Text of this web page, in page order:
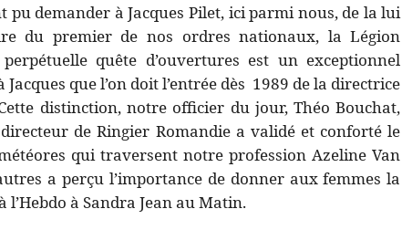
demander à Jacques Pilet, ici parmi nous, de la lui
du premier de nos ordres nationaux, la Légion
quête d’ouvertures est un exceptionnel
que l’on doit l’entrée dès 1989 de la directrice
distinction, notre officier du jour, Théo Bouchat,
de Ringier Romandie a validé et conforté le
qui traversent notre profession Azeline Van
a perçu l’importance de donner aux femmes la
à Sandra Jean au Matin.